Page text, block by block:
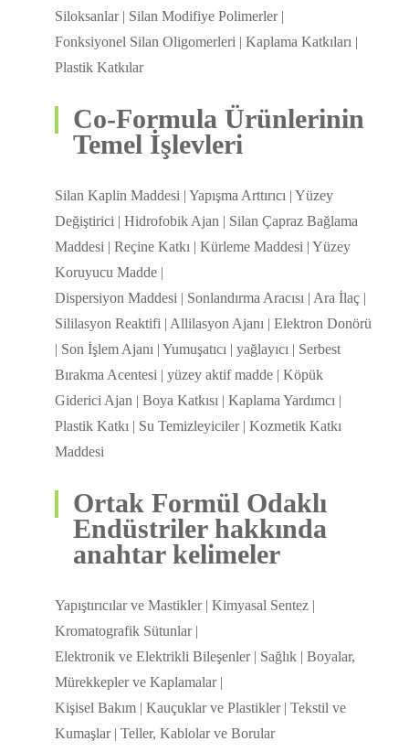
Siloksanlar | Silan Modifiye Polimerler |
Fonksiyonel Silan Oligomerleri | Kaplama Katkıları |
Plastik Katkılar
Co-Formula Ürünlerinin
Temel İşlevleri
Silan Kaplin Maddesi | Yapışma Arttırıcı | Yüzey
Değiştirici | Hidrofobik Ajan | Silan Çapraz Bağlama
Maddesi | Reçine Katkı | Kürleme Maddesi | Yüzey
Koruyucu Madde |
Dispersiyon Maddesi | Sonlandırma Aracısı | Ara İlaç |
Sililasyon Reaktifi | Allilasyon Ajanı | Elektron Donörü
| Son İşlem Ajanı | Yumuşatıcı | yağlayıcı | Serbest
Bırakma Acentesi | yüzey aktif madde | Köpük
Giderici Ajan | Boya Katkısı | Kaplama Yardımcı |
Plastik Katkı | Su Temizleyiciler | Kozmetik Katkı
Maddesi
Ortak Formül Odaklı
Endüstriler hakkında
anahtar kelimeler
Yapıştırıcılar ve Mastikler | Kimyasal Sentez |
Kromatografik Sütunlar |
Elektronik ve Elektrikli Bileşenler | Sağlık | Boyalar,
Mürekkepler ve Kaplamalar |
Kişisel Bakım | Kauçuklar ve Plastikler | Tekstil ve
Kumaşlar | Teller, Kablolar ve Borular